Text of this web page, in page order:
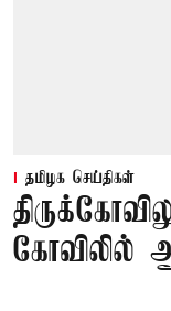
தமிழக செய்திகள்
கோவிலில்